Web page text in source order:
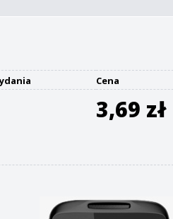
Cena
3,69 zł